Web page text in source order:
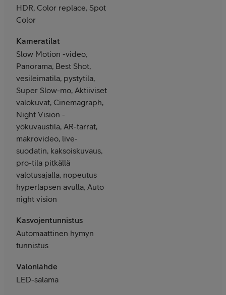
HDR, Color replace, Spot
Color
Kameratilat
Slow Motion -video,
Panorama, Best Shot,
vesileimatila, pystytila,
Super Slow-mo, Aktiiviset
valokuvat, Cinemagraph,
Night Vision -
yökuvaustila, AR-tarrat,
makrovideo, live-
suodatin, kaksoiskuvaus,
pro-tila pitkällä
valotusajalla, nopeutus
hyperlapsen avulla, Auto
night vision
Kasvojentunnistus
Automaattinen hymyn
tunnistus
Valonlähde
LED-salama